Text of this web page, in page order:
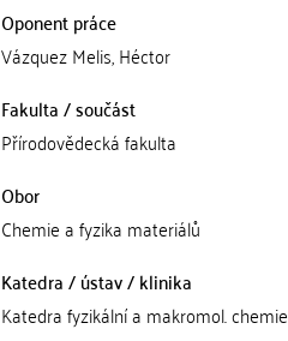
Oponent práce
Vázquez Melis, Héctor
Fakulta / součást
Přírodovědecká fakulta
Obor
Chemie a fyzika materiálů
Katedra / ústav / klinika
Katedra fyzikální a makromol. chemie